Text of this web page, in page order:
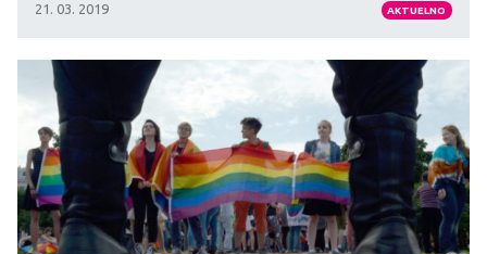
21. 03. 2019 AKTUELNO